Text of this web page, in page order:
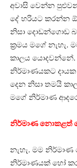
අවාසි වෙන්න
දේ හරියට කරන්න
නිසා දොඩන්ගොඩ
ක්‍රමය මගේ
කාලය
නිර්මාණයකට
දෙන නිසා තමයි
මගේ නිර්මාණ
නිර්මාණ නොකළත්
නැහැ. මම නිර්මාණ
නිර්මාණයක් හෝ